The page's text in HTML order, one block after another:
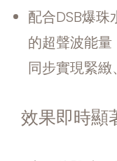
配合DSB爆
的超聲波能量
同步實現緊緻
效果即時顯